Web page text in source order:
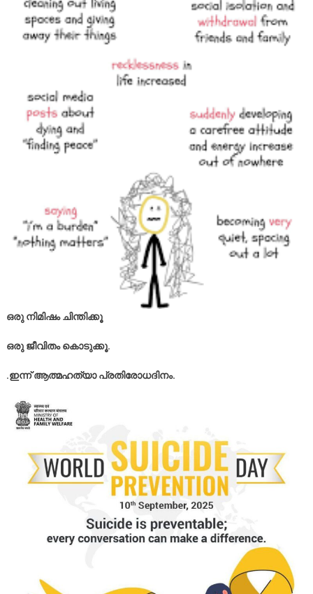
ഒരു നിമിഷം ചിന്തിക്കൂ
ഒരു ജീവിതം കൊടുക്കൂ.
.ഇന്ന് ആത്മഹത്യാ പ്രതിരോധദിനം.